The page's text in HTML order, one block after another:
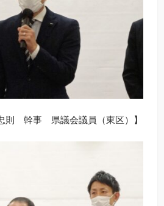
則 幹事 県議会議員（東区）】